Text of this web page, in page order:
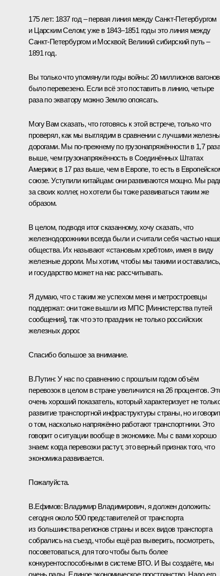
175 лет: 1837 год – первая линия между Санкт-Петербургом
и Царским Селом; уже в 1843–1851 годы это линия между
Санкт-Петербургом и Москвой; Великий сибирский путь –
1891 год.
Вы только что упомянули годы войны: 20 миллионов вагонов
было перевезено. Если всё это поставить в линию, четыре
раза по экватору можно Землю опоясать.
Могу Вам сказать, что готовясь к этой встрече, только что
проверял, как мы выглядим в сравнении с лучшими
дорогами. Мы по‑прежнему по грузонапряжённости в 1,7
выше, чем грузонапряжённость в Соединённых Штатах
Америки; в 17 раз выше, чем в Европе, то есть в
союзе. Уступили китайцам: они развиваются мощно. Мы
за своих коллег, но хотели бы тоже развиваться таким же
образом.
В целом, подводя итог сказанному, хочу сказать, что
железнодорожники всегда были и считали себя частью
общества. Их называют «становым хребтом», имея в виду
железные дороги. Мы хотим, чтобы мы такими и оставались,
и государство может на нас рассчитывать.
Я думаю, что с таким же успехом меня и метростроевцы
поддержат: они тоже вышли из МПС [Министерства путей
сообщения], так что это праздник не только российских
железных дорог.
Спасибо большое за внимание.
В.Путин: У нас по сравнению с прошлым годом объём
перевозок в целом в стране увеличился на 26 процентов.
очень хороший показатель, который характеризует не
развитие транспортной инфраструктуры страны, но и
о том, насколько напряжённо работают транспортники. Это
говорит о ситуации вообще в экономике. Мы с вами хорошо
знаем: когда перевозки растут, это верный признак того, что
экономика развивается.
Пожалуйста.
В.Ефимов: Владимир Владимирович, я должен доложить:
сегодня около 500 представителей от транспорта
из большинства регионов страны и всех видов транспорта
собрались на съезд, чтобы ещё раз выверить, посмотреть,
посоветоваться, для того чтобы быть более
конкурентоспособными в системе ВТО. И Вы создаёте, мы
очень рады, Единое экономическое пространство. Надо его